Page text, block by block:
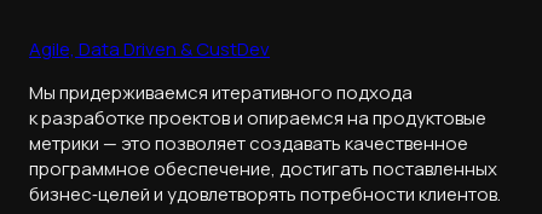
Agile, Data Driven & CustDev
Мы придерживаемся итеративного подхода
к разработке проектов и опираемся на продуктовые
метрики — это позволяет создавать качественное
программное обеспечение, достигать поставленных
бизнес‑целей и удовлетворять потребности клиентов.